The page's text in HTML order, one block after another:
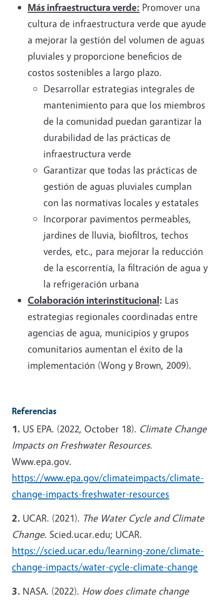
Más infraestructura verde: Promover una
cultura de infraestructura verde que ayude
a mejorar la gestión del volumen de aguas
pluviales y proporcione beneficios de
costos sostenibles a largo plazo.
Desarrollar estrategias integrales de
mantenimiento para que los miembros
de la comunidad puedan garantizar la
durabilidad de las prácticas de
infraestructura verde
Garantizar que todas las prácticas de
gestión de aguas pluviales cumplan
con las normativas locales y estatales
Incorporar pavimentos permeables,
jardines de lluvia, biofiltros, techos
verdes, etc., para mejorar la reducción
de la escorrentía, la filtración de agua y
la refrigeración urbana
Colaboración interinstitucional: Las
estrategias regionales coordinadas entre
agencias de agua, municipios y grupos
comunitarios aumentan el éxito de la
implementación (Wong y Brown, 2009).
Referencias
1. US EPA. (2022, October 18). Climate Change
Impacts on Freshwater Resources.
Www.epa.gov.
https://www.epa.gov/climateimpacts/climate-
change-impacts-freshwater-resources
2. UCAR. (2021). The Water Cycle and Climate
Change. Scied.ucar.edu; UCAR.
https://scied.ucar.edu/learning-zone/climate-
change-impacts/water-cycle-climate-change
3. NASA. (2022). How does climate change